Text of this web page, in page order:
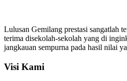
Lulusan Gemilang prestasi sangatlah
terima disekolah-sekolah yang di
jangkauan sempurna pada hasil nilai
Visi Kami